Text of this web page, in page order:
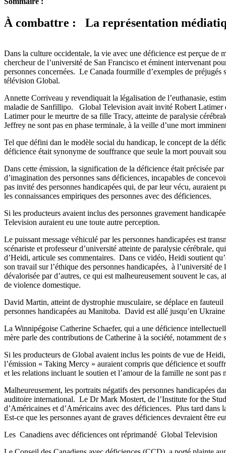
À combattre : La représentation
Dans la culture occidentale, la vie avec une déficience est perçue
chercheur de l’université de San Francisco et éminent intervenant
personnes concernées. Le Canada fourmille d’exemples de
télévision Global.
Annette Corriveau y revendiquait la légalisation de l’euthanasie,
maladie de Sanfillipo. Global Television avait invité Robert Latimer
Latimer pour le meurtre de sa fille Tracy, atteinte de paralysie
Jeffrey ne sont pas en phase terminale, à la veille d’une mort
Tel que défini dan le modèle social du handicap, le concept de la
déficience était synonyme de souffrance que seule la mort pouvait
Dans cette émission, la signification de la déficience était précisée
d’imagination des personnes sans déficiences, incapables de
pas invité des personnes handicapées qui, de par leur vécu,
les connaissances empiriques des personnes avec des déficiences.
Si les producteurs avaient inclus des personnes gravement
Television auraient eu une toute autre perception.
Le puissant message véhiculé par les personnes handicapées est
scénariste et professeur d’université atteinte de paralysie cérébrale,
d’Heidi, articule ses commentaires. Dans ce vidéo, Heidi soutient
son travail sur l’éthique des personnes handicapées, à l’université
dévalorisée par d’autres, ce qui est malheureusement souvent le
de violence domestique.
David Martin, atteint de dystrophie musculaire, se déplace en
personnes handicapées au Manitoba. David est allé jusqu’en
La Winnipégoise Catherine Schaefer, qui a une déficience
mère parle des contributions de Catherine à la société, notamment
Si les producteurs de Global avaient inclus les points de vue de
l’émission « Taking Mercy » auraient compris que déficience et
et les relations incluant le soutien et l’amour de la famille ne sont
Malheureusement, les portraits négatifs des personnes handicapées
auditoire international. Le Dr Mark Mostert, de l’Institute for the
d’Américaines et d’Américains avec des déficiences. Plus tard
Est-ce que les personnes ayant de graves déficiences devraient être
Les Canadiens avec déficiences ont réprimandé Global Television